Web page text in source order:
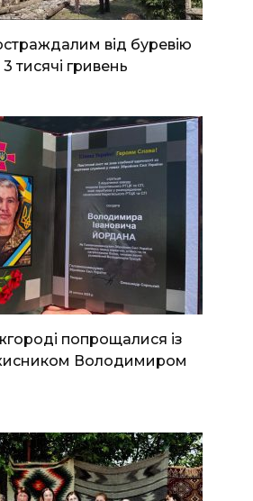
від буревію
тисячі гривень
попрощалися із
Володимиром